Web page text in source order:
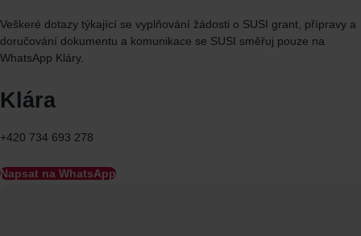
Veškeré dotazy týkající se vyplňování žádosti o SUSI grant, přípravy a
doručování dokumentu a komunikace se SUSI směřuj pouze na
WhatsApp Kláry.
Klára
+420 734 693 278
Napsat na WhatsApp